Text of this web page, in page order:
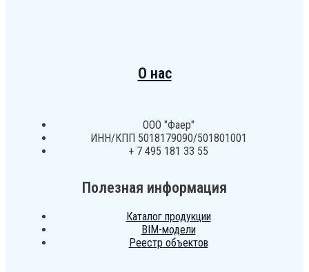
О нас
ООО "Фаер"
ИНН/КПП 5018179090/501801001
+ 7 495 181 33 55
Полезная информация
Каталог продукции
BIM-модели
Реестр объектов